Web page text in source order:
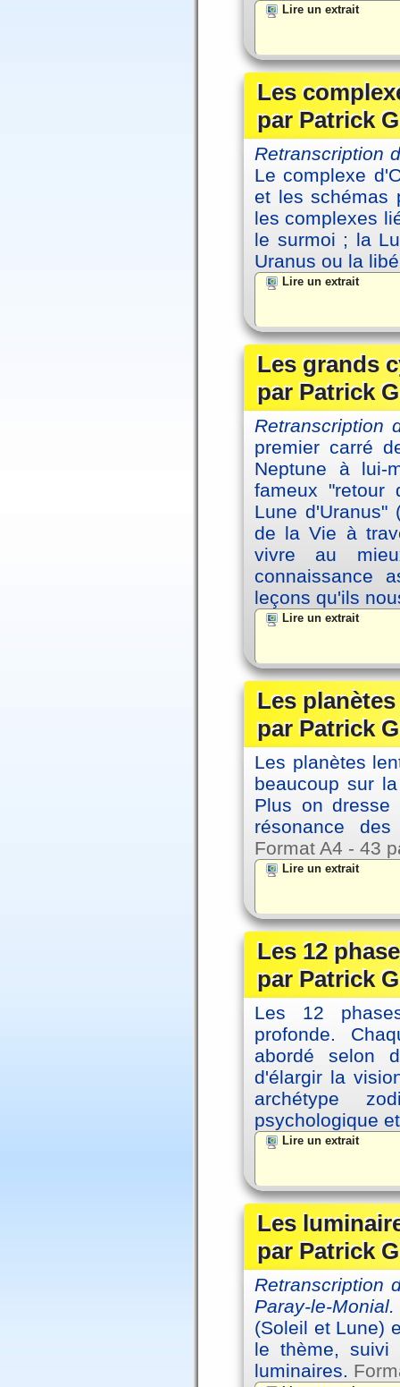
Lire un extrait
Les
par Patrick
Retranscription
Le complexe
et les schémas
les complexes
le surmoi ; la
Uranus ou la
Lire un extrait
Les grands
par Patrick
Retranscription
premier carré
Neptune à lui-
fameux "retour
Lune d'Uranus"
de la Vie à
vivre au
connaissance
leçons qu'ils
Lire un extrait
Les
par Patrick
Les planètes
beaucoup sur
Plus on dresse
résonance
Format A4 - 43
Lire un extrait
Les 12
par Patrick
Les 12
profonde.
abordé selon
d'élargir la
archétype
psychologique
Lire un extrait
Les
par Patrick
Retranscription
Paray-le-Monial.
(Soleil et Lune)
le thème, suivi
luminaires.